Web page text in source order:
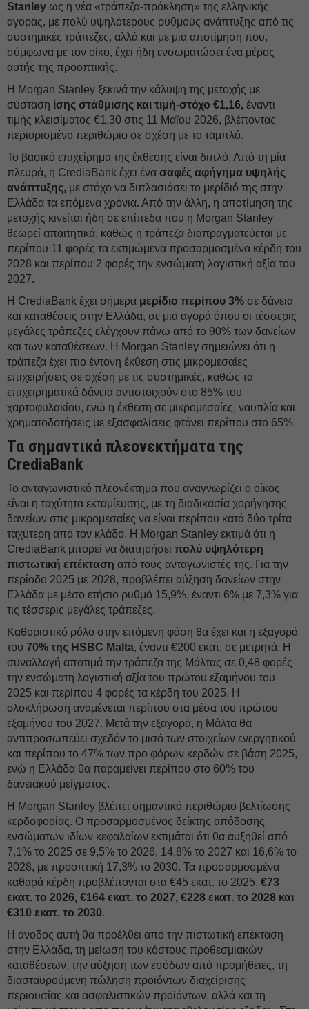
Stanley ως η νέα «τράπεζα-πρόκληση» της ελληνικής
αγοράς, με πολύ υψηλότερους ρυθμούς ανάπτυξης από τις
συστημικές τράπεζες, αλλά και με μια αποτίμηση που,
σύμφωνα με τον οίκο, έχει ήδη ενσωματώσει ένα μέρος
αυτής της προοπτικής.
Η Morgan Stanley ξεκινά την κάλυψη της μετοχής με
σύσταση ίσης στάθμισης και τιμή-στόχο €1,16, έναντι
τιμής κλεισίματος €1,30 στις 11 Μαΐου 2026, βλέποντας
περιορισμένο περιθώριο σε σχέση με το ταμπλό.
Το βασικό επιχείρημα της έκθεσης είναι διπλό. Από τη μία
πλευρά, η CrediaBank έχει ένα σαφές αφήγημα υψηλής
ανάπτυξης, με στόχο να διπλασιάσει το μερίδιό της στην
Ελλάδα τα επόμενα χρόνια. Από την άλλη, η αποτίμηση της
μετοχής κινείται ήδη σε επίπεδα που η Morgan Stanley
θεωρεί απαιτητικά, καθώς η τράπεζα διαπραγματεύεται με
περίπου 11 φορές τα εκτιμώμενα προσαρμοσμένα κέρδη του
2028 και περίπου 2 φορές την ενσώματη λογιστική αξία του
2027.
Η CrediaBank έχει σήμερα μερίδιο περίπου 3% σε δάνεια
και καταθέσεις στην Ελλάδα, σε μια αγορά όπου οι τέσσερις
μεγάλες τράπεζες ελέγχουν πάνω από το 90% των δανείων
και των καταθέσεων. Η Morgan Stanley σημειώνει ότι η
τράπεζα έχει πιο έντονη έκθεση στις μικρομεσαίες
επιχειρήσεις σε σχέση με τις συστημικές, καθώς τα
επιχειρηματικά δάνεια αντιστοιχούν στο 85% του
χαρτοφυλακίου, ενώ η έκθεση σε μικρομεσαίες, ναυτιλία και
χρηματοδοτήσεις με εξασφαλίσεις φτάνει περίπου στο 65%.
Τα σημαντικά πλεονεκτήματα της
CrediaBank
Το ανταγωνιστικό πλεονέκτημα που αναγνωρίζει ο οίκος
είναι η ταχύτητα εκταμίευσης, με τη διαδικασία χορήγησης
δανείων στις μικρομεσαίες να είναι περίπου κατά δύο τρίτα
ταχύτερη από τον κλάδο. Η Morgan Stanley εκτιμά ότι η
CrediaBank μπορεί να διατηρήσει πολύ υψηλότερη
πιστωτική επέκταση από τους ανταγωνιστές της. Για την
περίοδο 2025 με 2028, προβλέπει αύξηση δανείων στην
Ελλάδα με μέσο ετήσιο ρυθμό 15,9%, έναντι 6% με 7,3% για
τις τέσσερις μεγάλες τράπεζες.
Καθοριστικό ρόλο στην επόμενη φάση θα έχει και η εξαγορά
του 70% της HSBC Malta, έναντι €200 εκατ. σε μετρητά. Η
συναλλαγή αποτιμά την τράπεζα της Μάλτας σε 0,48 φορές
την ενσώματη λογιστική αξία του πρώτου εξαμήνου του
2025 και περίπου 4 φορές τα κέρδη του 2025. Η
ολοκλήρωση αναμένεται περίπου στα μέσα του πρώτου
εξαμήνου του 2027. Μετά την εξαγορά, η Μάλτα θα
αντιπροσωπεύει σχεδόν το μισό των στοιχείων ενεργητικού
και περίπου το 47% των προ φόρων κερδών σε βάση 2025,
ενώ η Ελλάδα θα παραμείνει περίπου στο 60% του
δανειακού μείγματος.
Η Morgan Stanley βλέπει σημαντικό περιθώριο βελτίωσης
κερδοφορίας. Ο προσαρμοσμένος δείκτης απόδοσης
ενσώματων ιδίων κεφαλαίων εκτιμάται ότι θα αυξηθεί από
7,1% το 2025 σε 9,5% το 2026, 14,8% το 2027 και 16,6% το
2028, με προοπτική 17,3% το 2030. Τα προσαρμοσμένα
καθαρά κέρδη προβλέπονται στα €45 εκατ. το 2025, €73
εκατ. το 2026, €164 εκατ. το 2027, €228 εκατ. το 2028 και
€310 εκατ. το 2030.
Η άνοδος αυτή θα προέλθει από την πιστωτική επέκταση
στην Ελλάδα, τη μείωση του κόστους προθεσμιακών
καταθέσεων, την αύξηση των εσόδων από προμήθειες, τη
διασταυρούμενη πώληση προϊόντων διαχείρισης
περιουσίας και ασφαλιστικών προϊόντων, αλλά και τη